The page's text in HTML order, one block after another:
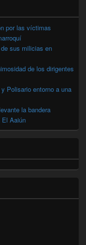
por las víctimas
sus milicias en
de los dirigentes
Polisario entorno a una
la bandera
El Aaiún